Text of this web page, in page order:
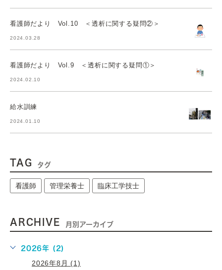
看護師だより Vol.10 ＜透析に関する疑問②＞
2024.03.28
看護師だより Vol.9 ＜透析に関する疑問①＞
2024.02.10
給水訓練
2024.01.10
TAG タグ
看護師 管理栄養士 臨床工学技士
ARCHIVE 月別アーカイブ
2026年 (2)
2026年8月 (1)